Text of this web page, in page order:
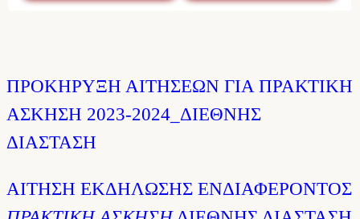
ΠΡΟΚΗΡΥΞΗ ΑΙΤΗΣΕΩΝ ΓΙΑ ΠΡΑΚΤΙΚΗ
ΑΣΚΗΣΗ 2023-2024_ΔΙΕΘΝΗΣ
ΔΙΑΣΤΑΣΗ
ΑΙΤΗΣΗ ΕΚΔΗΛΩΣΗΣ ΕΝΔΙΑΦΕΡΟΝΤΟΣ